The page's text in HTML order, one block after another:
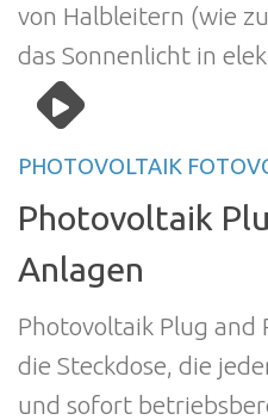
von Halbleitern (wie
das Sonnenlicht in
PHOTOVOLTAIK
Photovoltaik
Anlagen
Photovoltaik Plug and
die Steckdose, die
und sofort